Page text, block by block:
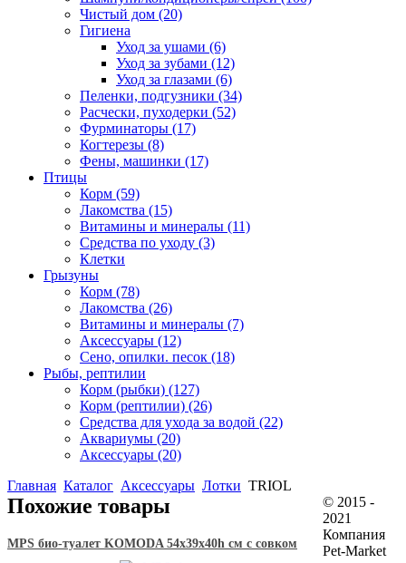
Чистый дом (20)
Гигиена
Уход за ушами (6)
Уход за зубами (12)
Уход за глазами (6)
Пеленки, подгузники (34)
Расчески, пуходерки (52)
Фурминаторы (17)
Когтерезы (8)
Фены, машинки (17)
Птицы
Корм (59)
Лакомства (15)
Витамины и минералы (11)
Средства по уходу (3)
Клетки
Грызуны
Корм (78)
Лакомства (26)
Витамины и минералы (7)
Аксессуары (12)
Сено, опилки. песок (18)
Рыбы, рептилии
Корм (рыбки) (127)
Корм (рептилии) (26)
Средства для ухода за водой (22)
Аквариумы (20)
Аксессуары (20)
Главная Каталог Аксессуары Лотки TRIOL
Похожие товары
MPS био-туалет KOMODA 54х39х40h см с совком
© 2015 -
2021
Компания
Pet-Market